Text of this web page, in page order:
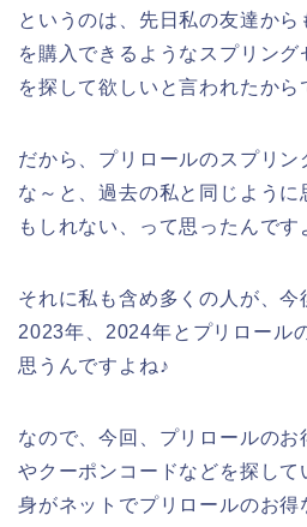
というのは、先日私の友達か
を購入できるようなスプリン
を探して欲しいと言われたから
だから、プリロールのスプリ
な～と、過去の私と同じよう
もしれない、って思ったんです
それに私も含め多くの人が、今
2023年、2024年とプリロール
思うんですよね♪
なので、今回、プリロールの
やクーポンコードなどを探して
身がネットでプリロールのお